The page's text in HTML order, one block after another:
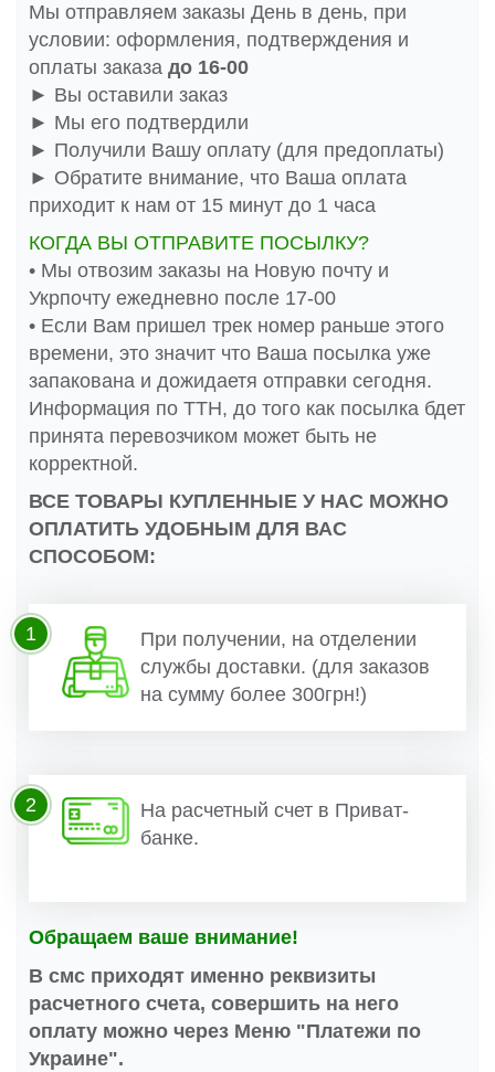
Мы отправляем заказы День в день, при
условии: оформления, подтверждения и
оплаты заказа до 16-00
► Вы оставили заказ
► Мы его подтвердили
► Получили Вашу оплату (для предоплаты)
► Обратите внимание, что Ваша оплата
приходит к нам от 15 минут до 1 часа
КОГДА ВЫ ОТПРАВИТЕ ПОСЫЛКУ?
• Мы отвозим заказы на Новую почту и
Укрпочту ежедневно после 17-00
• Если Вам пришел трек номер раньше этого
времени, это значит что Ваша посылка уже
запакована и дожидаетя отправки сегодня.
Информация по ТТН, до того как посылка бдет
принята перевозчиком может быть не
корректной.
ВСЕ ТОВАРЫ КУПЛЕННЫЕ У НАС МОЖНО
ОПЛАТИТЬ УДОБНЫМ ДЛЯ ВАС
СПОСОБОМ:
При получении, на отделении
службы доставки. (для заказов
на сумму более 300грн!)
1
На расчетный счет в Приват-
банке.
2
Обращаем ваше внимание!
В смс приходят именно реквизиты
расчетного счета, совершить на него
оплату можно через Меню "Платежи по
Украине".